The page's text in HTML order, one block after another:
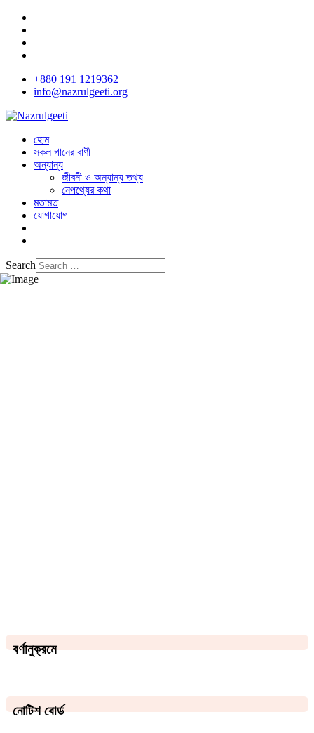
+880 191 1219362
info@nazrulgeeti.org
হোম
সকল গানের বাণী
অন্যান্য
জীবনী ও অন্যান্য তথ্য
নেপথ্যের কথা
মতামত
যোগাযোগ
Search
বর্ণানুক্রমে
নোটিশ বোর্ড